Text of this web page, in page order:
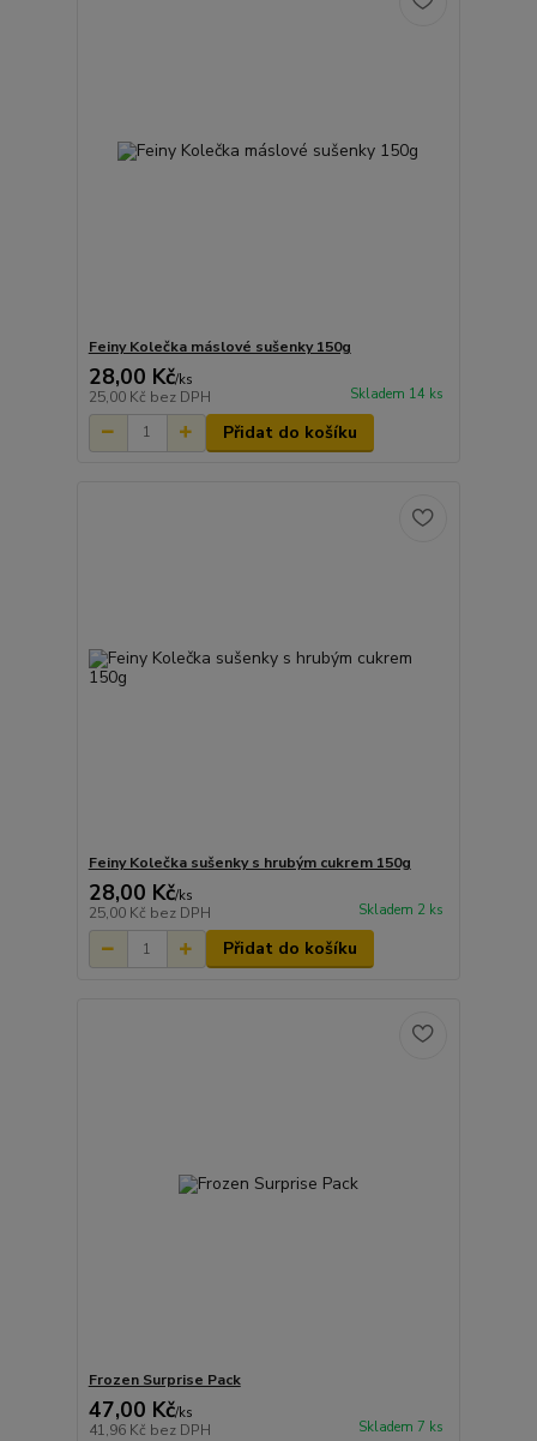
Feiny Kolečka máslové sušenky 150g
28,00 Kč/ks
25,00 Kč bez DPH Skladem 14 ks
Přidat do košíku
Feiny Kolečka sušenky s hrubým cukrem 150g
28,00 Kč/ks
25,00 Kč bez DPH Skladem 2 ks
Přidat do košíku
Frozen Surprise Pack
47,00 Kč/ks
41,96 Kč bez DPH Skladem 7 ks